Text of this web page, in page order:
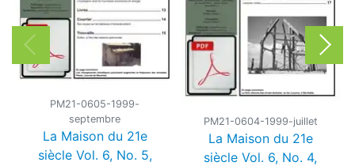
PM21-0605-1999-
septembre
La Maison du 21e
siècle Vol. 6, No. 5,
PM21-0604-1999-juillet
La Maison du 21e
siècle Vol. 6, No. 4,